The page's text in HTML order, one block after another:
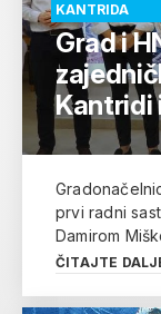
KANTRIDA
Grad i
Kantridi
prvi radni
Damirom
ČITAJTE